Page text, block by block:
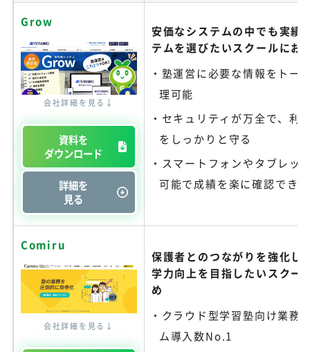
Grow
会社詳細を見る↓
資料を
ダウンロード
詳細を
見る
安価なシステムの中でも実績
テムを選びたいスクールにお
塾運営に必要な情報をトー
理可能
セキュリティが万全で、利
をしっかりと守る
スマートフォンやタブレッ
可能で成績を楽に確認できる
Comiru
会社詳細を見る↓
保護者とのつながりを強化し
学力向上を目指したいスクー
め
クラウド型学習塾向け業務
ム導入数No.1